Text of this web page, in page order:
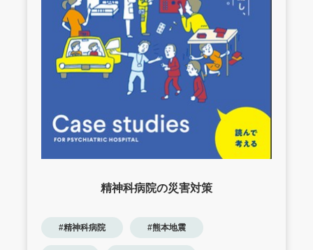
精神科病院の災害対策
#精神科病院 #熊本地震